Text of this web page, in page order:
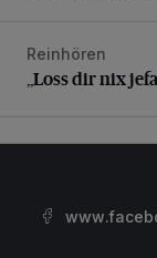
„Loss dir nix
Reinhören
„Loss dir nix